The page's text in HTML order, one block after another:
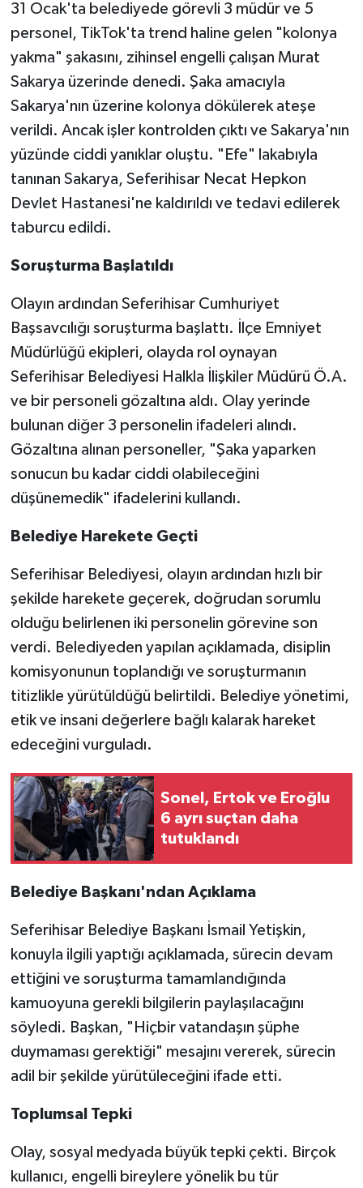
31 Ocak'ta belediyede görevli 3 müdür ve 5
personel, TikTok'ta trend haline gelen "kolonya
yakma" şakasını, zihinsel engelli çalışan Murat
Sakarya üzerinde denedi. Şaka amacıyla
Sakarya'nın üzerine kolonya dökülerek ateşe
verildi. Ancak işler kontrolden çıktı ve Sakarya'nın
yüzünde ciddi yanıklar oluştu. "Efe" lakabıyla
tanınan Sakarya, Seferihisar Necat Hepkon
Devlet Hastanesi'ne kaldırıldı ve tedavi edilerek
taburcu edildi.
Soruşturma Başlatıldı
Olayın ardından Seferihisar Cumhuriyet
Başsavcılığı soruşturma başlattı. İlçe Emniyet
Müdürlüğü ekipleri, olayda rol oynayan
Seferihisar Belediyesi Halkla İlişkiler Müdürü Ö.A.
ve bir personeli gözaltına aldı. Olay yerinde
bulunan diğer 3 personelin ifadeleri alındı.
Gözaltına alınan personeller, "Şaka yaparken
sonucun bu kadar ciddi olabileceğini
düşünemedik" ifadelerini kullandı.
Belediye Harekete Geçti
Seferihisar Belediyesi, olayın ardından hızlı bir
şekilde harekete geçerek, doğrudan sorumlu
olduğu belirlenen iki personelin görevine son
verdi. Belediyeden yapılan açıklamada, disiplin
komisyonunun toplandığı ve soruşturmanın
titizlikle yürütüldüğü belirtildi. Belediye yönetimi,
etik ve insani değerlere bağlı kalarak hareket
edeceğini vurguladı.
Sonel, Ertok ve Eroğlu
6 ayrı suçtan daha
tutuklandı
Belediye Başkanı'ndan Açıklama
Seferihisar Belediye Başkanı İsmail Yetişkin,
konuyla ilgili yaptığı açıklamada, sürecin devam
ettiğini ve soruşturma tamamlandığında
kamuoyuna gerekli bilgilerin paylaşılacağını
söyledi. Başkan, "Hiçbir vatandaşın şüphe
duymaması gerektiği" mesajını vererek, sürecin
adil bir şekilde yürütüleceğini ifade etti.
Toplumsal Tepki
Olay, sosyal medyada büyük tepki çekti. Birçok
kullanıcı, engelli bireylere yönelik bu tür